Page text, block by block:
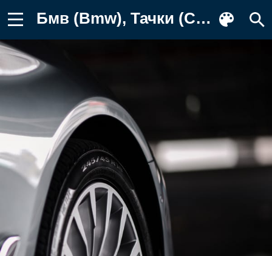
Бмв (Bmw), Тачки (Cars), Серый, Диск Заставка на телефон